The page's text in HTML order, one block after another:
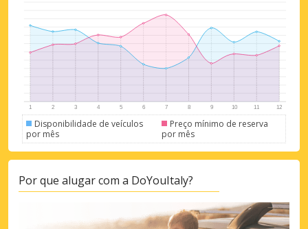
Disponibilidade de veículos
por mês
Preço mínimo de reserva
por mês
Por que alugar com a DoYouItaly?